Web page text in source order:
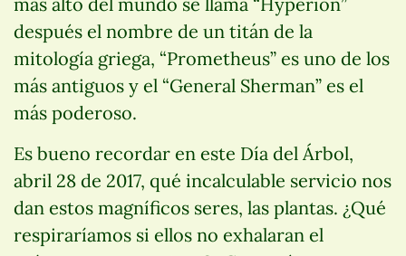
después el nombre de un titán de la
mitología griega, “Prometheus” es uno de los
más antiguos y el “General Sherman” es el
más poderoso.
Es bueno recordar en este Día del Árbol,
abril 28 de 2017, qué incalculable servicio nos
dan estos magníficos seres, las plantas. ¿Qué
respiraríamos si ellos no exhalaran el